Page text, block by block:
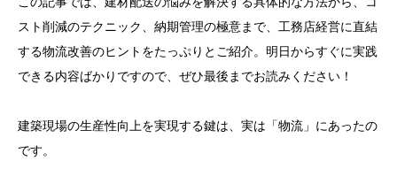
スト削減のテクニック、納期管理の極意まで、工務店経営に直結
する物流改善のヒントをたっぷりとご紹介。明日からすぐに実践
できる内容ばかりですので、ぜひ最後までお読みください！
建築現場の生産性向上を実現する鍵は、実は「物流」にあったの
です。